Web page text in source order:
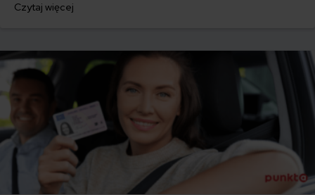
ofertę lub zdecydowałeś się sprzedać samochód w trakcie trwania
Czytaj więcej